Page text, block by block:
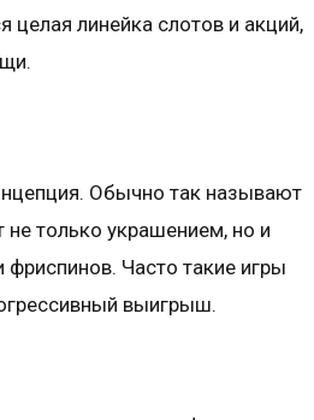
линейка слотов и акций,
Обычно так называют
не только украшением, но и
Часто такие игры
выигрыш.